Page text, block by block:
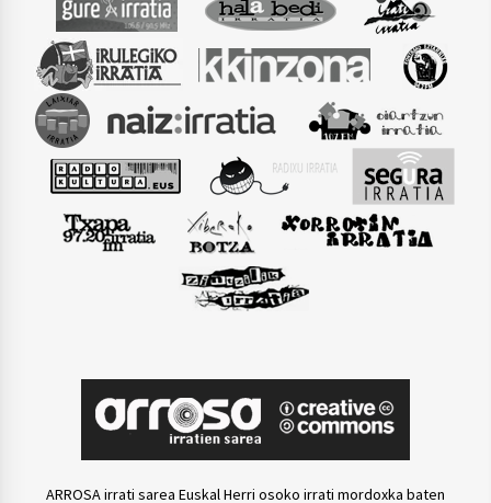
ARROSA irrati sarea Euskal Herri osoko irrati mordoxka baten